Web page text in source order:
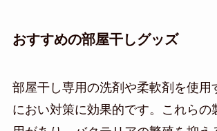
おすすめの部屋干しグッズ
部屋干し専用の洗剤や柔軟剤を使用
におい対策に効果的です。これらの